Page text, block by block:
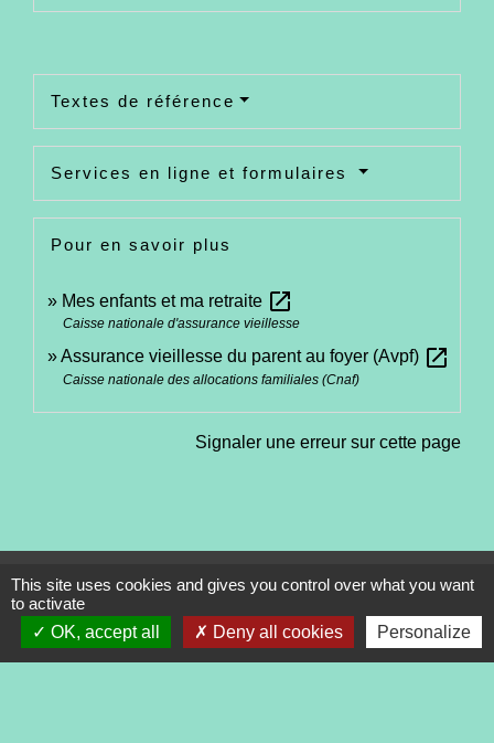
Textes de référence
Services en ligne et formulaires
Pour en savoir plus
Mes enfants et ma retraite open_in_new
Caisse nationale d'assurance vieillesse
Assurance vieillesse du parent au foyer (Avpf) open_in_new
Caisse nationale des allocations familiales (Cnaf)
Signaler une erreur sur cette page
Contacts
Commune de Tréveneuc
2 place du Bourg
22410 Tréveneuc - FRANCE
This site uses cookies and gives you control over what you want
to activate
OK, accept all
Deny all cookies Personalize